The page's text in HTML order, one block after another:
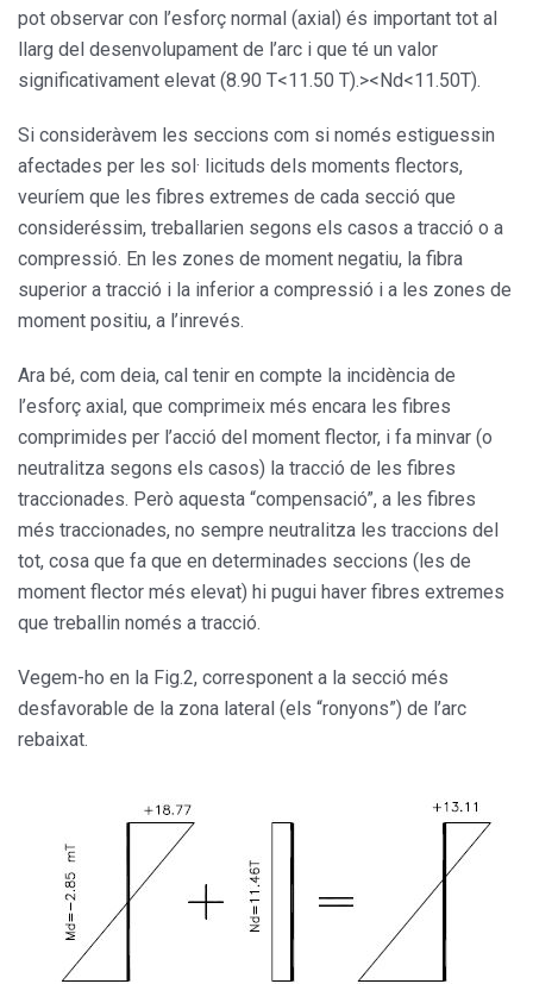
pot observar con l’esforç normal (axial) és important tot al
llarg del desenvolupament de l’arc i que té un valor
significativament elevat (8.90 T<11.50 T).><Nd<11.50T).
Si consideràvem les seccions com si només estiguessin
afectades per les sol· licituds dels moments flectors,
veuríem que les fibres extremes de cada secció que
consideréssim, treballarien segons els casos a tracció o a
compressió. En les zones de moment negatiu, la fibra
superior a tracció i la inferior a compressió i a les zones de
moment positiu, a l’inrevés.
Ara bé, com deia, cal tenir en compte la incidència de
l’esforç axial, que comprimeix més encara les fibres
comprimides per l’acció del moment flector, i fa minvar (o
neutralitza segons els casos) la tracció de les fibres
traccionades. Però aquesta “compensació”, a les fibres
més traccionades, no sempre neutralitza les traccions del
tot, cosa que fa que en determinades seccions (les de
moment flector més elevat) hi pugui haver fibres extremes
que treballin només a tracció.
Vegem-ho en la Fig.2, corresponent a la secció més
desfavorable de la zona lateral (els “ronyons”) de l’arc
rebaixat.